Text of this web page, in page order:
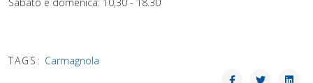
Sabato e domenica: 10,30 - 18.30
TAGS: Carmagnola